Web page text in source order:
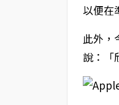
以便在
此外，
說：「